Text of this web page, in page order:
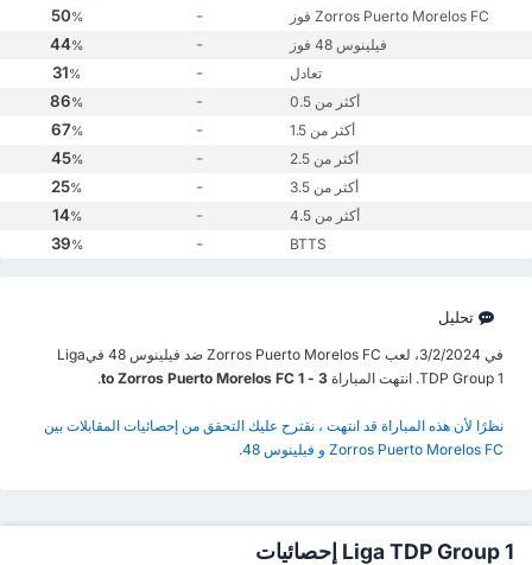
Zorros Puerto Morelos FC فوز -
50%
فيلينوس 48 فوز -
44%
تعادل -
31%
أكثر من 0.5 -
86%
أكثر من 1.5 -
67%
أكثر من 2.5 -
45%
أكثر من 3.5 -
25%
أكثر من 4.5 -
14%
BTTS
-
39%
تحليل
في 3/2/2024، لعب Zorros Puerto Morelos FC ضد فيلينوس 48 فيLiga
TDP Group 1. انتهت المباراة
3 - 1 to Zorros Puerto Morelos FC
.
نظرًا لأن هذه المباراة قد انتهت ، نقترح عليك التحقق من إحصائيات المقابلات بين
Zorros Puerto Morelos FC و فيلينوس 48.
Liga TDP Group 1 إحصائيات